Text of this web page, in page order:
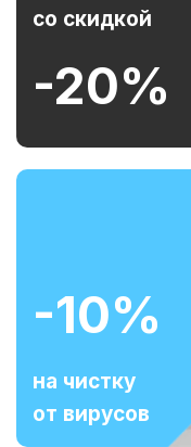
со скидкой
-20%
-10%
на чистку
от вирусов